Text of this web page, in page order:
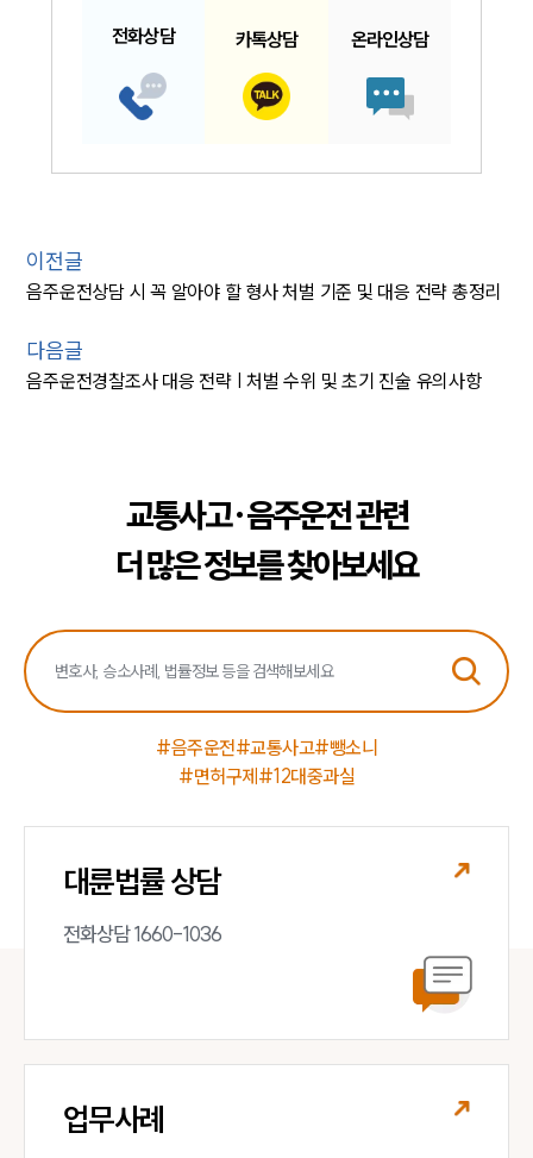
전화상담 카톡상담 온라인상담
이전글
음주운전상담 시 꼭 알아야 할 형사 처벌 기준 및 대응 전략 총정리
다음글
음주운전경찰조사 대응 전략 | 처벌 수위 및 초기 진술 유의사항
교통사고·음주운전 관련
더 많은 정보를 찾아보세요
#음주운전#교통사고#뺑소니
#면허구제 #12대중과실
대륜법률 상담
전화상담 1660-1036
업무사례